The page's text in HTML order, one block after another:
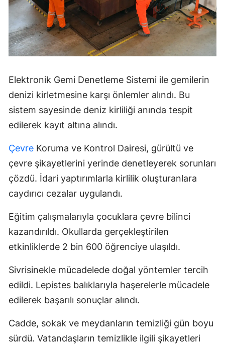
Elektronik Gemi Denetleme Sistemi ile gemilerin
denizi kirletmesine karşı önlemler alındı. Bu
sistem sayesinde deniz kirliliği anında tespit
edilerek kayıt altına alındı.
Çevre Koruma ve Kontrol Dairesi, gürültü ve
çevre şikayetlerini yerinde denetleyerek sorunları
çözdü. İdari yaptırımlarla kirlilik oluşturanlara
caydırıcı cezalar uygulandı.
Eğitim çalışmalarıyla çocuklara çevre bilinci
kazandırıldı. Okullarda gerçekleştirilen
etkinliklerde 2 bin 600 öğrenciye ulaşıldı.
Sivrisinekle mücadelede doğal yöntemler tercih
edildi. Lepistes balıklarıyla haşerelerle mücadele
edilerek başarılı sonuçlar alındı.
Cadde, sokak ve meydanların temizliği gün boyu
sürdü. Vatandaşların temizlikle ilgili şikayetleri